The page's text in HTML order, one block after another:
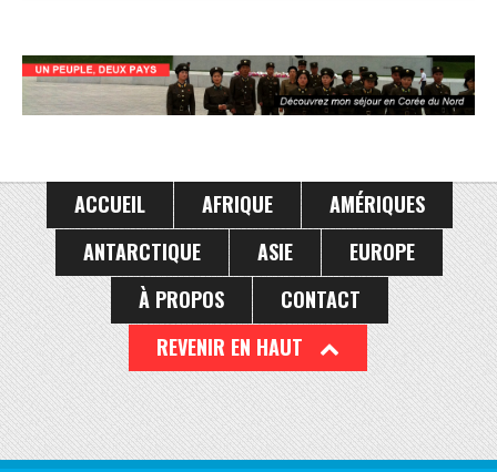
ACCUEIL AFRIQUE
AMÉRIQUES
ANTARCTIQUE
ASIE
EUROPE
À PROPOS
CONTACT
REVENIR EN HAUT